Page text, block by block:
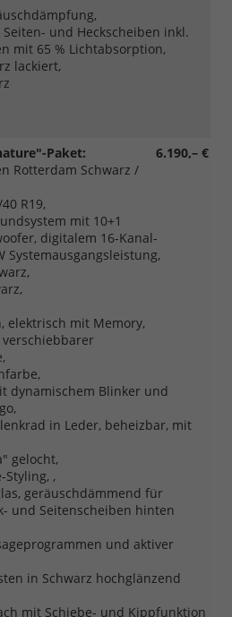
und Heckscheiben inkl.
mit 65 % Lichtabsorption,
lackiert,
6.190,– €
Paket:
Rotterdam Schwarz /
R19,
mit 10+1
digitalem 16-Kanal-
Systemausgangsleistung,
elektrisch mit Memory,
dynamischem Blinker und
in Leder, beheizbar, mit
gelocht,
Styling, ,
geräuschdämmend für
und Seitenscheiben hinten
und aktiver
in Schwarz hochglänzend
mit Schiebe- und Kippfunktion